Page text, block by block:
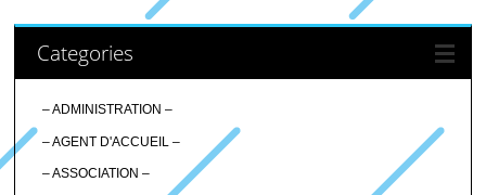
Categories
– ADMINISTRATION –
– AGENT D'ACCUEIL –
– ASSOCIATION –